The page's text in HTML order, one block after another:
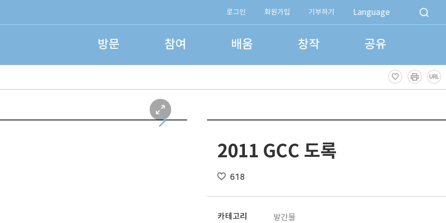
로그인 회원가입 기부하기 Language
방문 참여 배움 창작 공유
2011 GCC 도록
618
카테고리 발간물